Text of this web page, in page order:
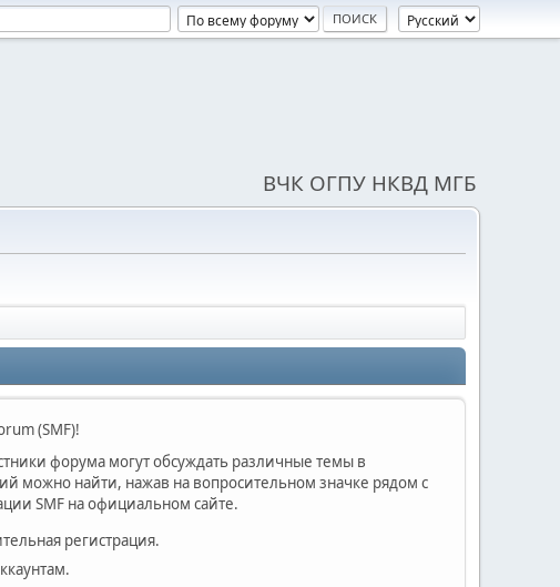
ВЧК ОГПУ НКВД МГБ
(SMF)!
форума могут обсуждать различные темы в
можно найти, нажав на вопросительном значке рядом с
SMF на официальном сайте.
регистрация.